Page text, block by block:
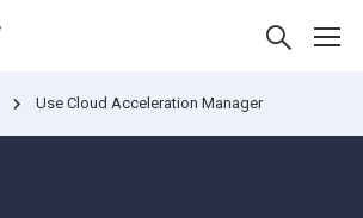
Use Cloud Acceleration Manager